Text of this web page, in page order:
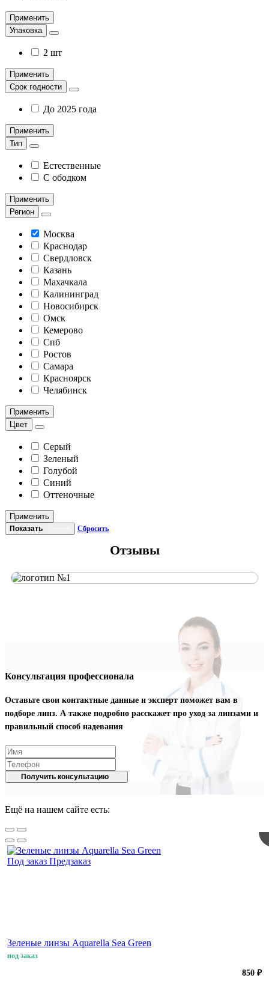
Применить
Упаковка
2 шт
Применить
Срок годности
До 2025 года
Применить
Тип
Естественные
С ободком
Применить
Регион
Москва
Краснодар
Свердловск
Казань
Махачкала
Калининград
Новосибирск
Омск
Кемерово
Спб
Ростов
Самара
Красноярск
Челябинск
Применить
Цвет
Серый
Зеленый
Голубой
Синий
Оттеночные
Применить
Показать Сбросить
Отзывы
Консультация профессионала
Оставьте свои контактные данные и эксперт поможет вам в
подборе линз. А также подробно расскажет про уход за линзами и
правильный способ надевания
Получить консультацию
Ещё на нашем сайте есть:
Под заказ Предзаказ
Зеленые линзы Aquarella Sea Green
под заказ
850 ₽